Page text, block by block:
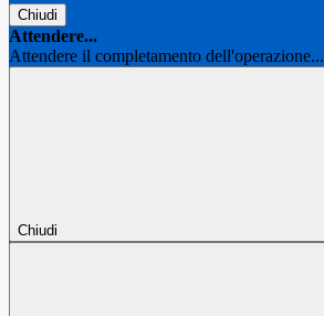
Chiudi
Attendere...
Attendere il completamento dell'operazione...
Chiudi